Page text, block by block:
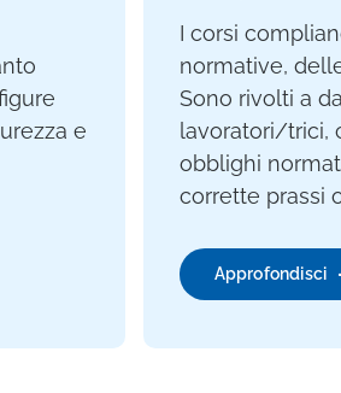
e
I corsi
normative,
Sono rivolti a
lavoratori/trici,
obblighi
corrette prassi
Approfondisci